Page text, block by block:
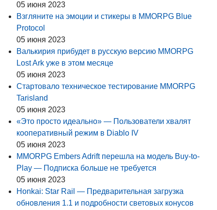
05 июня 2023
Взгляните на эмоции и стикеры в MMORPG Blue
Protocol
05 июня 2023
Валькирия прибудет в русскую версию MMORPG
Lost Ark уже в этом месяце
05 июня 2023
Стартовало техническое тестирование MMORPG
Tarisland
05 июня 2023
«Это просто идеально» — Пользователи хвалят
кооперативный режим в Diablo IV
05 июня 2023
MMORPG Embers Adrift перешла на модель Buy-to-
Play — Подписка больше не требуется
05 июня 2023
Honkai: Star Rail — Предварительная загрузка
обновления 1.1 и подробности световых конусов